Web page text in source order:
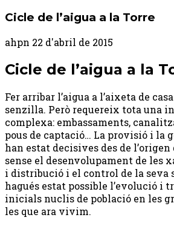
Cicle de l’aigua a la Torre
ahpn 22 d'abril de 2015
Cicle de l’aigua a la
Fer arribar l’aigua a l’aixeta de
senzilla. Però requereix tota una
complexa: embassaments,
pous de captació… La provisió i la
han estat decisives des de
sense el desenvolupament de les
i distribució i el control de la seva
hagués estat possible l’evolució i
inicials nuclis de població en les
les que ara vivim.